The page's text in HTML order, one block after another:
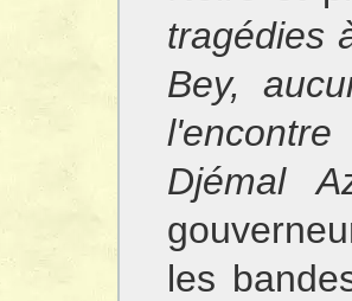
tragédies
Bey,
Djémal
les